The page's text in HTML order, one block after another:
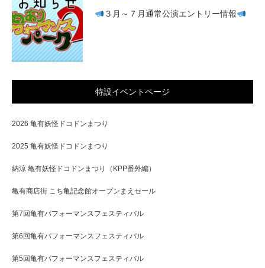
３月～７月通常公演エントリー情報
特設イベントページ
2026 亀有妖怪ドコドンまつり
2025 亀有妖怪ドコドンまつり
納涼 亀有妖怪ドコドンまつり（KPP番外編）
亀有商店街 こち亀記念館オープンまえセール
第7回亀有パフォーマンスフェスティバル
第6回亀有パフォーマンスフェスティバル
第5回亀有パフォーマンスフェスティバル